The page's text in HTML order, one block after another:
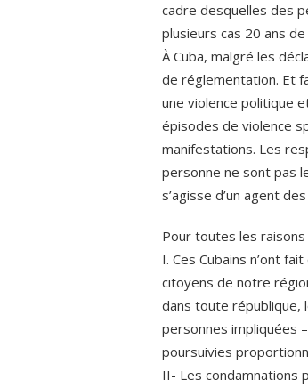
cadre desquelles des
plusieurs cas 20 ans
À Cuba, malgré les
de réglementation. Et
une violence politique
épisodes de violence
manifestations. Les
personne ne sont pas
s’agisse d’un agent
Pour toutes les
I. Ces Cubains n’ont
citoyens de notre
dans toute république,
personnes impliquées
poursuivies
II- Les condamnations